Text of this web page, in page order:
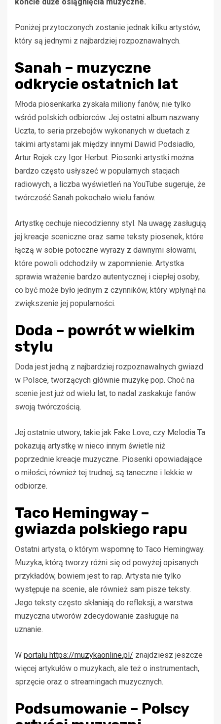
Poniżej przytoczonych zostanie jednak kilku artystów,
który są jednymi z najbardziej rozpoznawalnych.
Sanah – muzyczne
odkrycie ostatnich lat
Młoda piosenkarka zyskała miliony fanów, nie tylko
wśród polskich odbiorców. Jej ostatni album nazwany
Uczta, to seria przebojów wykonanych w duetach z
takimi artystami jak między innymi Dawid Podsiadło,
Artur Rojek czy Igor Herbut. Piosenki artystki można
bardzo często usłyszeć w popularnych stacjach
radiowych, a liczba wyświetleń na YouTube sugeruje, że
twórczość Sanah pokochało wielu fanów.
Artystkę cechuje niecodzienny styl. Na uwagę zasługują
jej kreacje sceniczne oraz same teksty piosenek, które
łączą w sobie potoczne wyrazy z dawnymi słowami,
które powoli odchodziły w zapomnienie. Artystka
sprawia wrażenie bardzo autentycznej i ciepłej osoby,
co być może było jednym z czynników, który wpłynął na
zwiększenie jej popularności.
Doda – powrót w wielkim
stylu
Doda jest jedną z najbardziej rozpoznawalnych gwiazd
w Polsce, tworzących głównie muzykę pop. Choć na
scenie jest już od wielu lat, to nadal zaskakuje fanów
swoją twórczością.
Jej ostatnie utwory, takie jak Fake Love, czy Melodia Ta
pokazują artystkę w nieco innym świetle niż
poprzednie kreacje muzyczne. Piosenki opowiadające
o miłości, również tej trudnej, są taneczne i lekkie w
odbiorze.
Taco Hemingway –
gwiazda polskiego rapu
Ostatni artysta, o którym wspomnę to Taco Hemingway.
Muzyka, którą tworzy różni się od powyżej opisanych
przykładów, bowiem jest to rap. Artysta nie tylko
występuje na scenie, ale również sam pisze teksty.
Jego teksty często skłaniają do refleksji, a warstwa
muzyczna utworów zdecydowanie zasługuje na
uznanie.
W portalu https://muzykaonline.pl/ znajdziesz jeszcze
więcej artykułów o muzykach, ale też o instrumentach,
sprzęcie oraz o streamingach muzycznych.
Podsumowanie – Polscy